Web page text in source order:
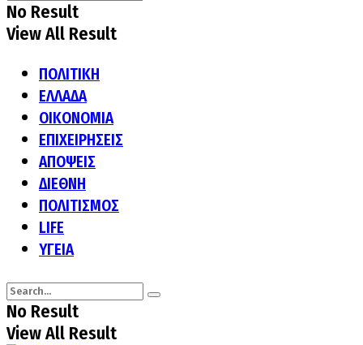
No Result
View All Result
ΠΟΛΙΤΙΚΗ
ΕΛΛΑΔΑ
ΟΙΚΟΝΟΜΙΑ
ΕΠΙΧΕΙΡΗΣΕΙΣ
ΑΠΟΨΕΙΣ
ΔΙΕΘΝΗ
ΠΟΛΙΤΙΣΜΟΣ
LIFE
ΥΓΕΙΑ
No Result
View All Result